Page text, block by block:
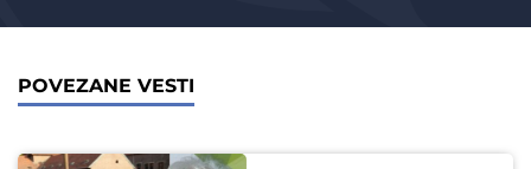
POVEZANE VESTI